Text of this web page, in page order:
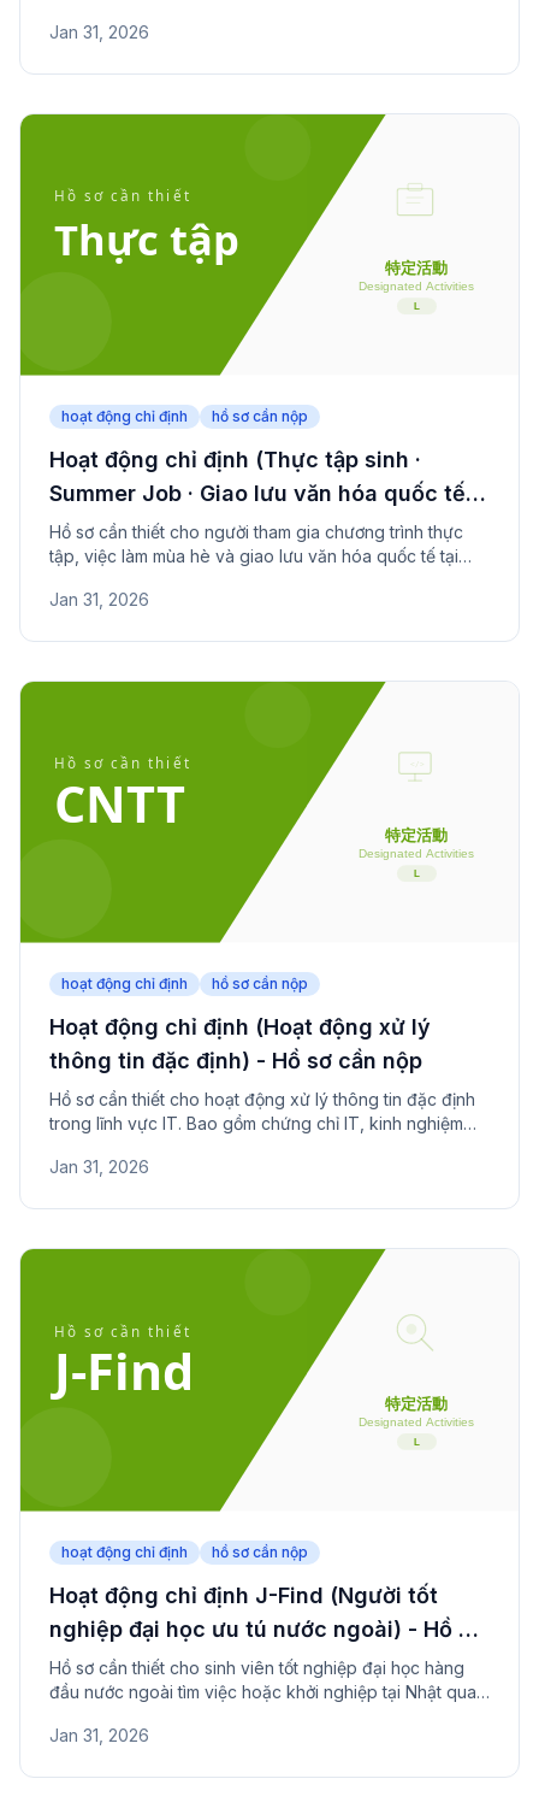
Jan 31, 2026
hoạt động chỉ định hồ sơ cần nộp
Hoạt động chỉ định (Thực tập sinh ·
Summer Job · Giao lưu văn hóa quốc tế) -
Hồ sơ cần nộp
Hồ sơ cần thiết cho người tham gia chương trình thực
tập, việc làm mùa hè và giao lưu văn hóa quốc tế tại
kiện lương.
Jan 31, 2026
hoạt động chỉ định hồ sơ cần nộp
Hoạt động chỉ định (Hoạt động xử lý
thông tin đặc định) - Hồ sơ cần nộp
Hồ sơ cần thiết cho hoạt động xử lý thông tin đặc định
trong lĩnh vực IT. Bao gồm chứng chỉ IT, kinh nghiệm
Jan 31, 2026
hoạt động chỉ định hồ sơ cần nộp
Hoạt động chỉ định J-Find (Người tốt
nghiệp đại học ưu tú nước ngoài) - Hồ sơ
cần nộp
Hồ sơ cần thiết cho sinh viên tốt nghiệp đại học hàng
đầu nước ngoài tìm việc hoặc khởi nghiệp tại Nhật qua
và tiết kiệm.
Jan 31, 2026